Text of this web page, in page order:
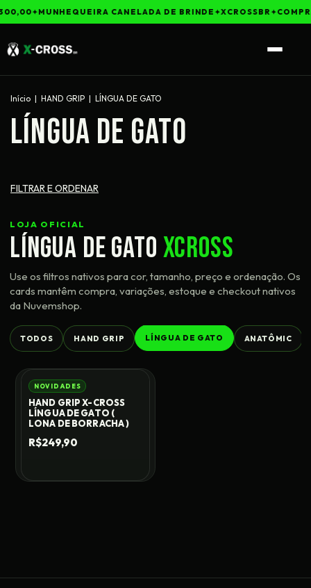
MUNHEQUEIRA CANELADA DE BRINDE XCROSSBR
Início | HAND GRIP | LÍNGUA DE GATO
LÍNGUA DE GATO
FILTRAR E ORDENAR
LOJA OFICIAL
LÍNGUA DE GATOXCROSS
Use os filtros nativos para cor, tamanho, preço e ordenação. Os
cards mantêm compra, variações, estoque e checkout nativos
da Nuvemshop.
TODOS HAND GRIP LÍNGUA DE GATO ANATÔMIC
NOVIDADES
HAND GRIP X-CROSS
LÍNGUA DE GATO (
LONA DE BORRACHA )
R$249,90